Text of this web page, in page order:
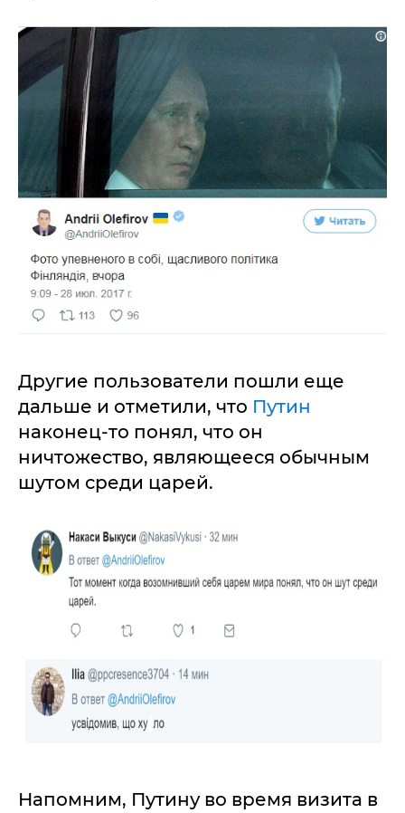
Другие пользователи пошли еще
дальше и отметили, что Путин
наконец-то понял, что он
ничтожество, являющееся обычным
шутом среди царей.
Напомним, Путину во время визита в